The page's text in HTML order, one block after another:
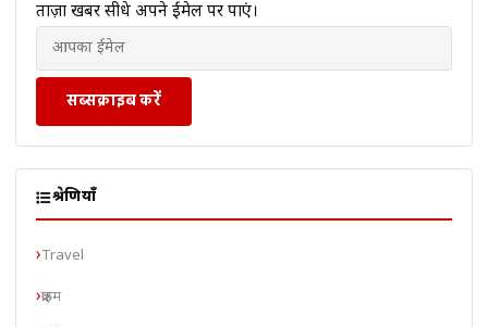
ताज़ा खबरें सीधे अपने ईमेल पर पाएं।
सब्सक्राइब करें
श्रेणियाँ
Travel
क्राइम